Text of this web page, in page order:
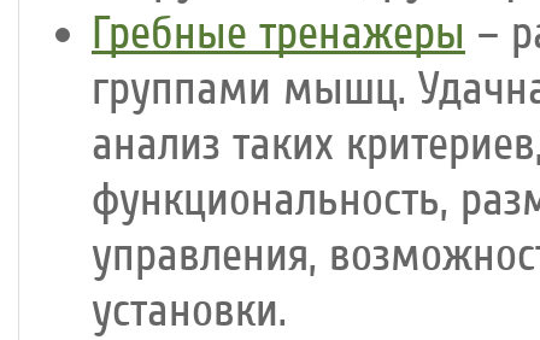
Гребные тренажеры –
группами мышц.
анализ таких
функциональность,
управления,
установки.